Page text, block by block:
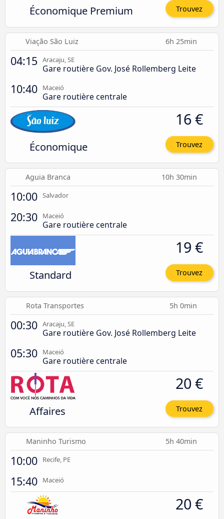
Économique Premium Trouvez
Viação São Luiz 6h 25min
04:15 Aracaju, SE
Gare routière Gov. José Rollemberg Leite
10:40 Maceió
Gare routière centrale
Économique
16 €
Trouvez
Aguia Branca 10h 30min
10:00 Salvador
20:30 Maceió
Gare routière centrale
Standard
19 €
Trouvez
Rota Transportes 5h 0min
00:30 Aracaju, SE
Gare routière Gov. José Rollemberg Leite
05:30 Maceió
Gare routière centrale
Affaires
20 €
Trouvez
Maninho Turismo 5h 40min
10:00 Recife, PE
15:40 Maceió
20 €